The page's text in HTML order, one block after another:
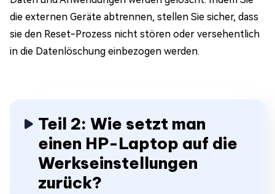
die externen Geräte abtrennen, stellen Sie sicher, dass
sie den Reset-Prozess nicht stören oder versehentlich
in die Datenlöschung einbezogen werden.
Teil 2: Wie setzt man
einen HP-Laptop auf die
Werkseinstellungen
zurück?